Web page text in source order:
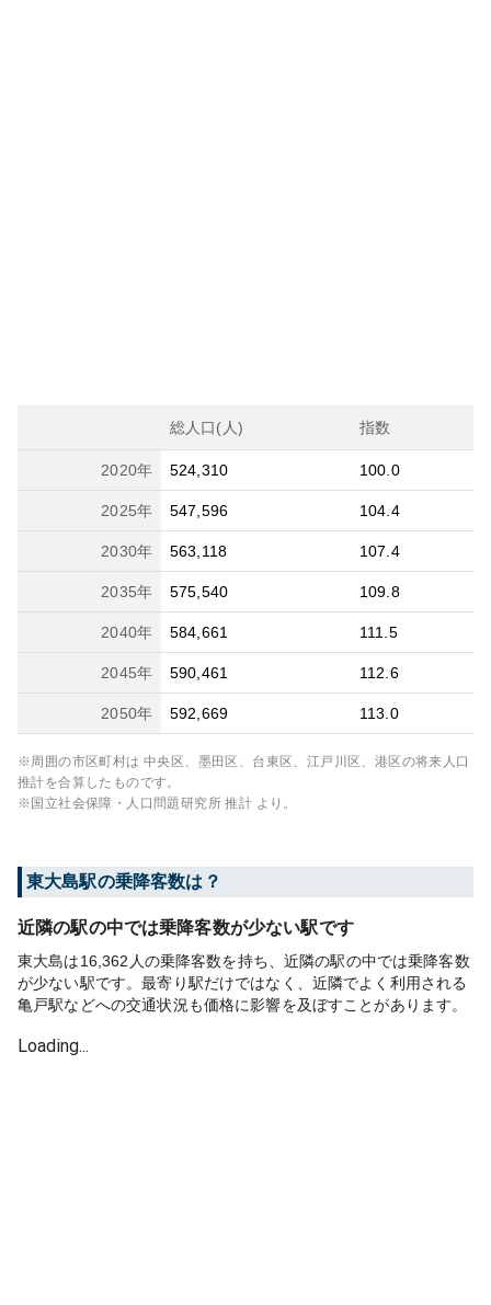
総人口(人) 指数
2020年 524,310 100.0
2025年 547,596 104.4
2030年 563,118 107.4
2035年 575,540 109.8
2040年 584,661 111.5
2045年 590,461 112.6
2050年 592,669 113.0
※周囲の市区町村は 中央区、墨田区、台東区、江戸川区、港区の将来人口
推計を合算したものです。
※国立社会保障・人口問題研究所 推計 より。
東大島駅の乗降客数は？
近隣の駅の中では乗降客数が少ない駅です
東大島は16,362人の乗降客数を持ち、近隣の駅の中では乗降客数
が少ない駅です。最寄り駅だけではなく、近隣でよく利用される
亀戸駅などへの交通状況も価格に影響を及ぼすことがあります。
Loading...